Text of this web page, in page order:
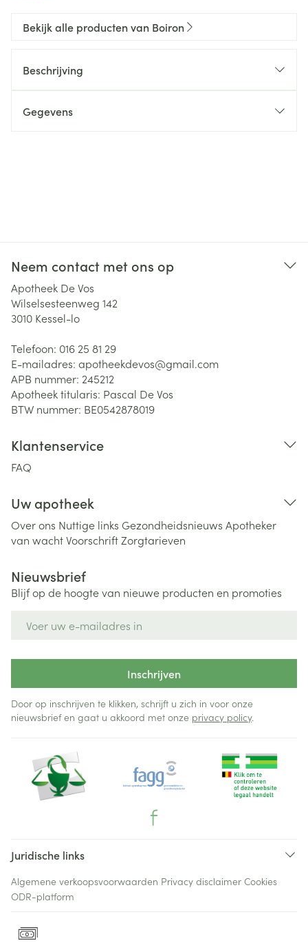
Bekijk alle producten van Boiron
Beschrijving
Gegevens
Neem contact met ons op
Apotheek De Vos
Wilselsesteenweg 142
3010 Kessel-lo
Telefoon: 016 25 81 29
E-mailadres: apotheekdevos@gmail.com
APB nummer: 245212
Apotheek titularis: Pascal De Vos
BTW nummer: BE0542878019
Klantenservice
FAQ
Uw apotheek
Over ons Nuttige links Gezondheidsnieuws Apotheker
van wachtVoorschriftZorgtarieven
Nieuwsbrief
Blijf op de hoogte van nieuwe producten en promoties
Inschrijven
Door op inschrijven te klikken, schrijft u zich in voor onze
nieuwsbrief en gaat u akkoord met onze privacy policy.
Juridische links
Algemene verkoopsvoorwaarden Privacy disclaimer Cookies
ODR-platform